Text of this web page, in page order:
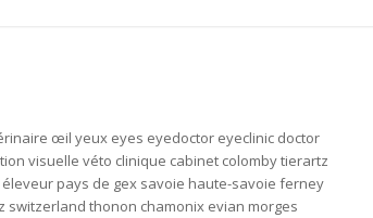
œil yeux eyes eyedoctor eyeclinic doctor
visuelle véto clinique cabinet colomby tierartz
pays de gex savoie haute-savoie ferney
thonon chamonix evian morges